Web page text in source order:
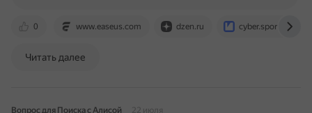
0 www.easeus.com dzen.ru cyber.sports.ru
Читать далее
Вопрос для Поиска с Алисой
22 июля